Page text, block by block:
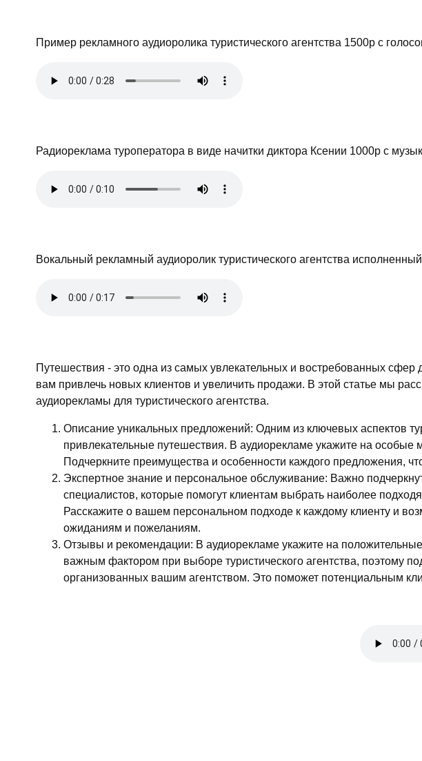
Пример рекламного аудиоролика туристического агентства 1500р с
Радиореклама туроператора в виде начитки диктора Ксении 1000р с
Вокальный рекламный аудиоролик туристического агентства
Путешествия - это одна из самых увлекательных и востребованных сфер
вам привлечь новых клиентов и увеличить продажи. В этой статье мы
аудиорекламы для туристического агентства.
Описание уникальных предложений: Одним из ключевых аспектов
привлекательные путешествия. В аудиорекламе укажите на
Подчеркните преимущества и особенности каждого предложения,
Экспертное знание и персональное обслуживание: Важно
специалистов, которые помогут клиентам выбрать наиболее
Расскажите о вашем персональном подходе к каждому клиенту и
ожиданиям и пожеланиям.
Отзывы и рекомендации: В аудиорекламе укажите на
важным фактором при выборе туристического агентства, поэтому
организованных вашим агентством. Это поможет потенциальным